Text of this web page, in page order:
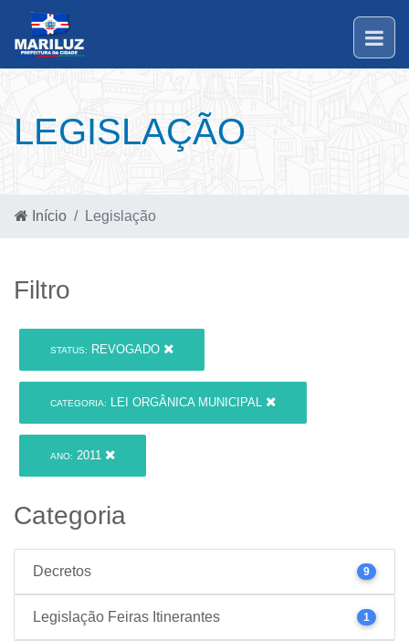
LEGISLAÇÃO
Início Legislação
Filtro
STATUS: REVOGADO
CATEGORIA: LEI ORGÂNICA MUNICIPAL
ANO: 2011
Categoria
Decretos 9
Legislação Feiras Itinerantes 1